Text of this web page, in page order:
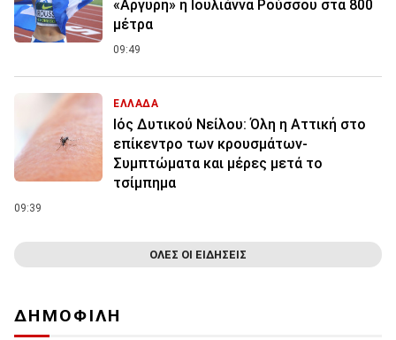
«Αργυρή» η Ιουλιάννα Ρούσσου στα 800
μέτρα
09:49
ΕΛΛΑΔΑ
Ιός Δυτικού Νείλου: Όλη η Αττική στο
επίκεντρο των κρουσμάτων-
Συμπτώματα και μέρες μετά το
τσίμπημα
09:39
ΟΛΕΣ ΟΙ ΕΙΔΗΣΕΙΣ
ΔΗΜΟΦΙΛΗ